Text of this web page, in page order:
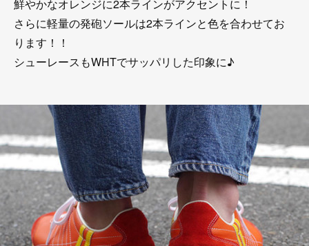
鮮やかなオレンジに2本ラインがアクセントに！
さらに軽量の発砲ソールは2本ラインと色を合わせてお
ります！！
シューレースもWHTでサッパリした印象に♪